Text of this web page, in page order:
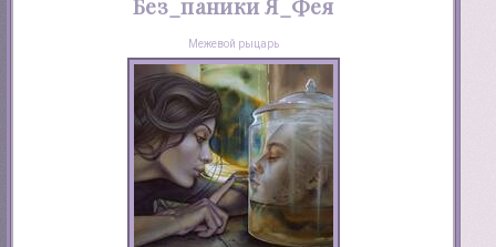
Межевой рыцарь